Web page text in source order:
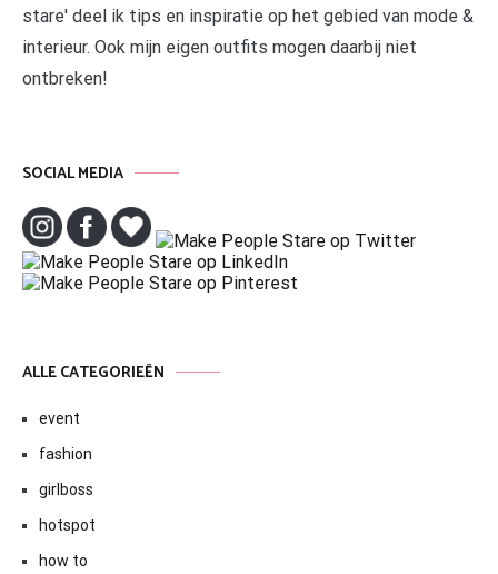
stare' deel ik tips en inspiratie op het gebied van mode &
interieur. Ook mijn eigen outfits mogen daarbij niet
ontbreken!
SOCIAL MEDIA
ALLE CATEGORIEËN
event
fashion
girlboss
hotspot
how to